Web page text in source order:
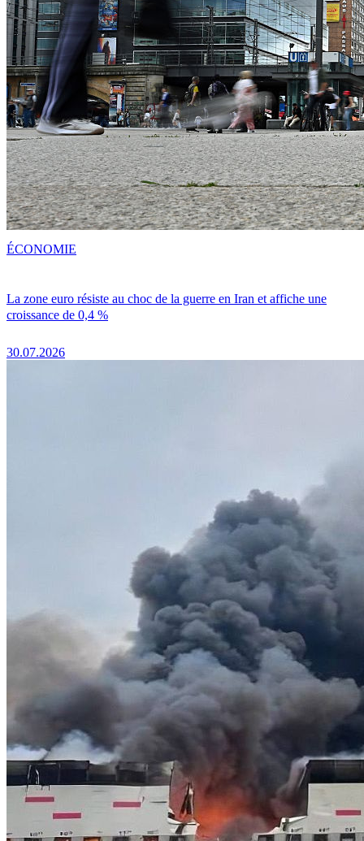
La zone euro résiste au choc de la guerre en Iran et affiche une
croissance de 0,4 %
30.07.2026
ÉCONOMIE